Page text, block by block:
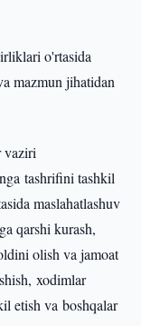
o'rtasida
mazmun jihatidan
vaziri
tashrifini tashkil
maslahatlashuv
qarshi kurash,
olish va jamoat
xodimlar
etish va boshqalar